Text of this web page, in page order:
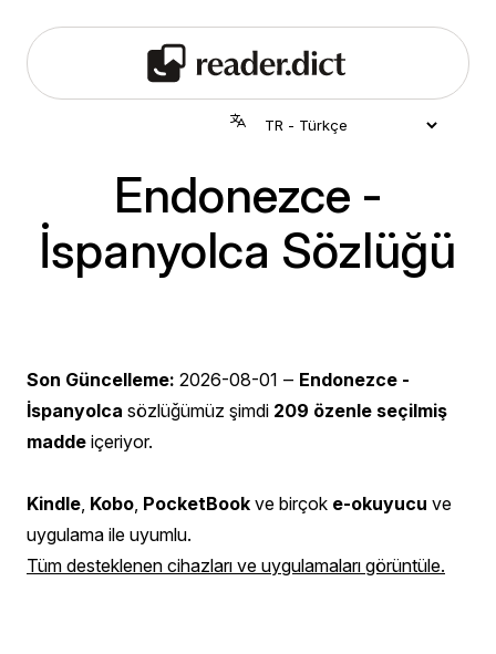
Endonezce -
İspanyolca Sözlüğü
Son Güncelleme: 2026-08-01 ‒ Endonezce -
İspanyolca sözlüğümüz şimdi 209 özenle seçilmiş
madde içeriyor.
Kindle Kobo PocketBook ve birçok e-okuyucu ve
uygulama ile uyumlu.
Tüm desteklenen cihazları ve uygulamaları görüntüle.